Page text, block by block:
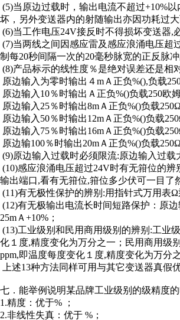
(5)当原边过载时，输出电流不超过+10%
坏，另外变送器内的射随输出亦因功耗过
(6)当工作电压24V接反时不得损坏变送器,
(7)当两线之间因感应雷及感应浪涌电压超
制每20秒间隔一次的20毫秒脉宽的正反脉
(8)产品标示的线性度％是绝对误差还是相
原边输入为零时输出４mＡ正负%(),负载
原边输入10％时输出Ａ正负%()负载250欧
原边输入25％时输出8mＡ正负%()负载
原边输入50％时输出12mＡ正负%()负载
原边输入75％时输出16mＡ正负%()负载
原边输100％时输出20mＡ正负%()负载
(9)原边输入过载时必须限流:原边输入过载
(10)感应浪涌电压超过24V时有无箝位的
输出端口,看有无箝位,箝位多少伏可一目了
(11)有无极性保护的辨别:用指针式万用表
(12)有无极输出电流长时间短路保护：原
25mＡ+10%；
(13)工业级别和民用商用级别的辨别:工业
化１度,精度变化为万分之一；民用商用级
ppm,即温度每度变化１度,精度变化为万分
上述13种方法同样可用与其它变送器真假
七．能举例说明某品牌工业级别的级精度
1.精度：优于% ；
2.非线性失真：优于 %；